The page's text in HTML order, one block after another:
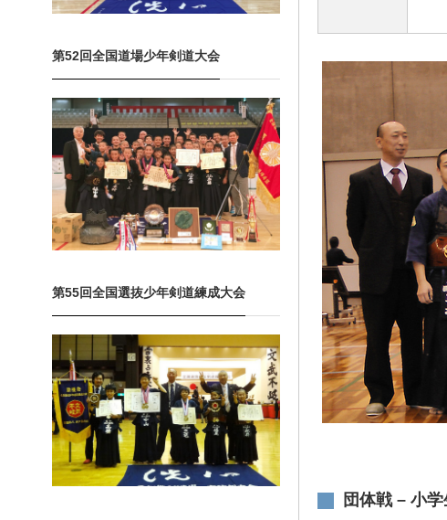
団体戦 – 小
第52回全国道場少年剣道大会
第55回全国選抜少年剣道練成大会